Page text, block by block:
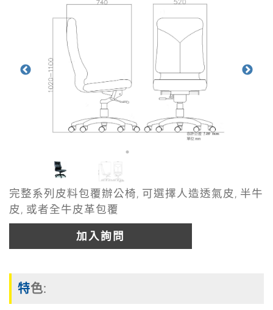
完整系列皮料包覆辦公椅, 可選擇人造透氣皮, 半牛
皮, 或者全牛皮革包覆
加入詢問
特色: